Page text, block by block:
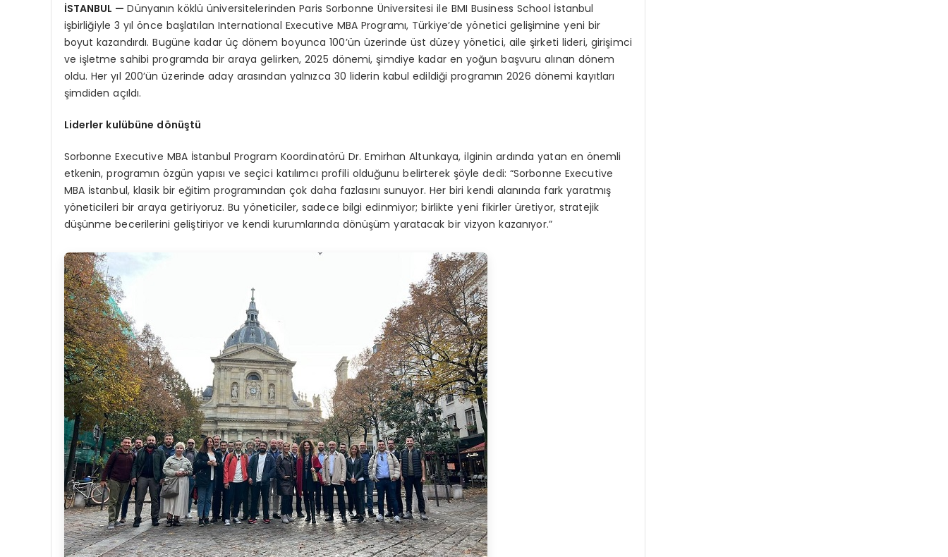
İSTANBUL —Dünyanın köklü üniversitelerinden Paris Sorbonne Üniversitesi ile BMI Business School İstanbul
işbirliğiyle 3 yıl önce başlatılan International Executive MBA Programı, Türkiye’de yönetici gelişimine yeni bir
boyut kazandırdı. Bugüne kadar üç dönem boyunca 100’ün üzerinde üst düzey yönetici, aile şirketi lideri, girişimci
ve işletme sahibi programda bir araya gelirken, 2025 dönemi, şimdiye kadar en yoğun başvuru alınan dönem
oldu. Her yıl 200’ün üzerinde aday arasından yalnızca 30 liderin kabul edildiği programın 2026 dönemi kayıtları
şimdiden açıldı.
Liderler kulübüne dönüştü
Sorbonne Executive MBA İstanbul Program Koordinatörü Dr. Emirhan Altunkaya, ilginin ardında yatan en önemli
etkenin, programın özgün yapısı ve seçici katılımcı profili olduğunu belirterek şöyle dedi: “Sorbonne Executive
MBA İstanbul, klasik bir eğitim programından çok daha fazlasını sunuyor. Her biri kendi alanında fark yaratmış
yöneticileri bir araya getiriyoruz. Bu yöneticiler, sadece bilgi edinmiyor; birlikte yeni fikirler üretiyor, stratejik
düşünme becerilerini geliştiriyor ve kendi kurumlarında dönüşüm yaratacak bir vizyon kazanıyor.”